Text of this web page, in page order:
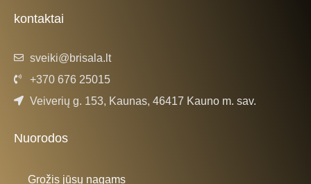
-
f
m
kontaktai
sveiki@brisala.lt
+370 676 25015
Veiverių g. 153, Kaunas, 46417 Kauno m. sav.
Nuorodos
Grožis jūsų nagams